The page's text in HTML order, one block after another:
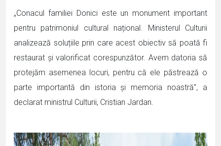
„Conacul familiei Donici este un monument important
pentru patrimoniul cultural național. Ministerul Culturii
analizează soluțiile prin care acest obiectiv să poată fi
restaurat și valorificat corespunzător. Avem datoria să
protejăm asemenea locuri, pentru că ele păstrează o
parte importantă din istoria și memoria noastră”, a
declarat ministrul Culturii, Cristian Jardan.